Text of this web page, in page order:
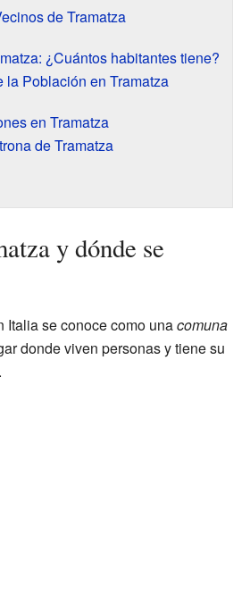
de Tramatza
¿Cuántos habitantes tiene?
la Población en Tramatza
en Tramatza
de Tramatza
y dónde se
Italia se conoce como unacomuna
donde viven personas y tiene su